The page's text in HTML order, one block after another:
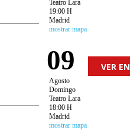
Teatro Lara
19:00 H
Madrid
mostrar mapa
09 VER
Agosto
Domingo
Teatro Lara
18:00 H
Madrid
mostrar mapa